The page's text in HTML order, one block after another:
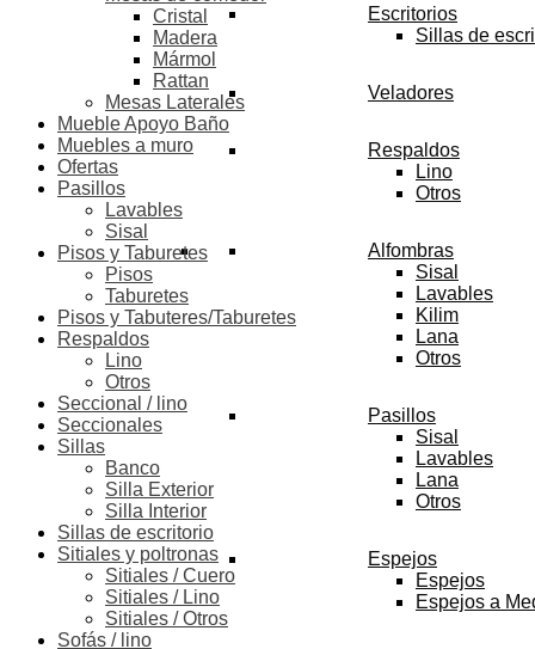
Escritorios
Sillas de
Veladores
Respaldos
Lino
Otros
Alfombras
Sisal
Lavables
Kilim
Lana
Otros
Pasillos
Sisal
Lavables
Lana
Otros
Espejos
Espejos
Espejos a
Cristal
Madera
Mármol
Rattan
Mesas Laterales
Mueble Apoyo Baño
Muebles a muro
Ofertas
Pasillos
Lavables
Sisal
Pisos y Taburetes
Pisos
Taburetes
Pisos y Tabuteres/Taburetes
Respaldos
Lino
Otros
Seccional / lino
Seccionales
Sillas
Banco
Silla Exterior
Silla Interior
Sillas de escritorio
Sitiales y poltronas
Sitiales / Cuero
Sitiales / Lino
Sitiales / Otros
Sofás / lino